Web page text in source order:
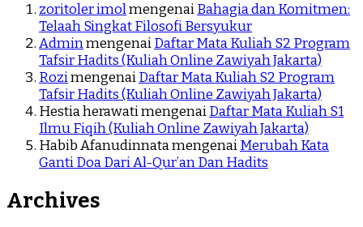
zoritoler imolmengenaiBahagia dan Komitmen:
Telaah Singkat Filosofi Bersyukur
AdminmengenaiDaftar Mata Kuliah S2 Program
Tafsir Hadits (Kuliah Online Zawiyah Jakarta)
RozimengenaiDaftar Mata Kuliah S2 Program
Tafsir Hadits (Kuliah Online Zawiyah Jakarta)
Hestia herawatimengenaiDaftar Mata Kuliah S1
Ilmu Fiqih (Kuliah Online Zawiyah Jakarta)
Habib AfanudinnatamengenaiMerubah Kata
Ganti Doa Dari Al-Qur’an Dan Hadits
Archives